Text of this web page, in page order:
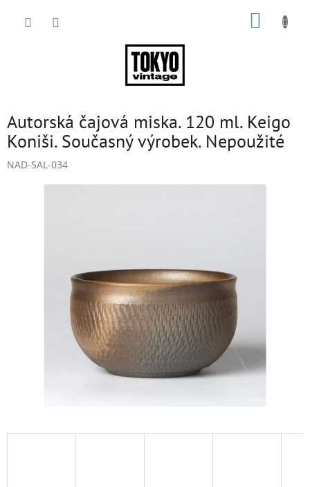
Autorská čajová miska. 120 ml. Keigo
Koniši. Současný výrobek. Nepoužité
NAD-SAL-034